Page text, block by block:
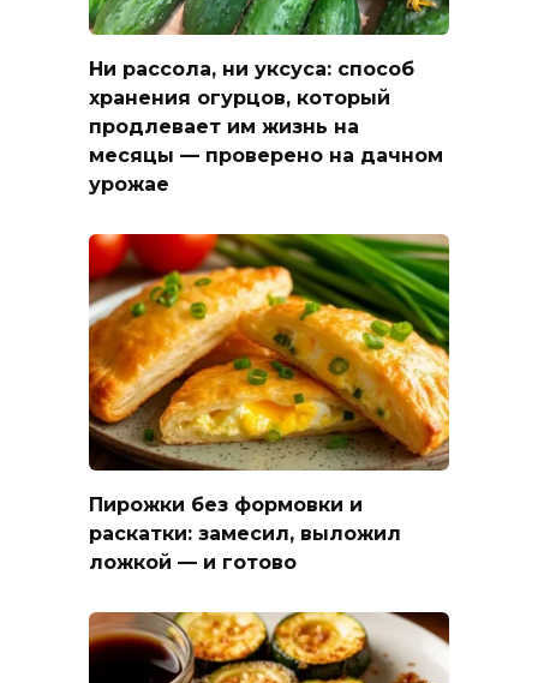
Ни рассола, ни уксуса: способ
хранения огурцов, который
продлевает им жизнь на
месяцы — проверено на дачном
урожае
Пирожки без формовки и
раскатки: замесил, выложил
ложкой — и готово